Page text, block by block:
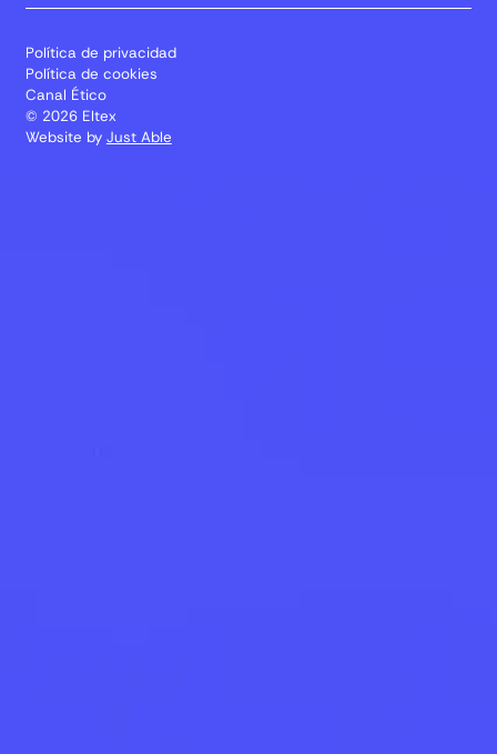
Política de privacidad
Política de cookies
Canal Ético
© 2026 Eltex
Website by Just Able